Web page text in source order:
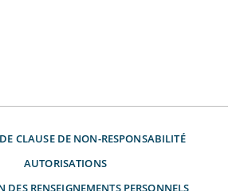
CLAUSE DE NON-RESPONSABILITÉ
AUTORISATIONS
DES RENSEIGNEMENTS PERSONNELS